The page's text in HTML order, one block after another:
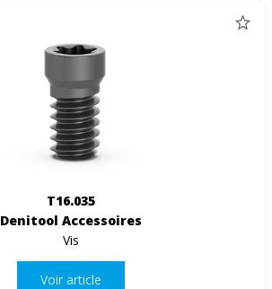
T16.035
Denitool Accessoires
Vis
Voir article